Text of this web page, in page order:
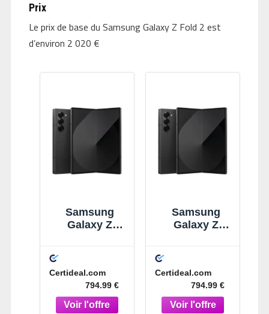
Prix
Le prix de base du Samsung Galaxy Z Fold 2 est
d’environ 2 020 €
Samsung
Galaxy Z
Certideal.com
794.99 €
Samsung
Galaxy Z
Certideal.com
794.99 €